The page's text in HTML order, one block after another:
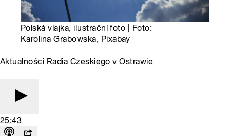
Polská vlajka, ilustrační foto | Foto:
Karolina Grabowska, Pixabay
Aktualności Radia Czeskiego v Ostrawie
25:43